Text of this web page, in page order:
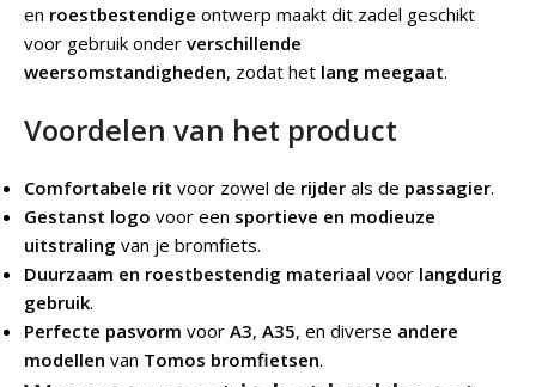
en roestbestendige ontwerp maakt dit zadel geschikt
voor gebruik onder verschillende
weersomstandigheden, zodat het lang meegaat.
Voordelen van het product
Comfortabele rit voor zowel de rijder als de passagier.
Gestanst logo voor een sportieve en modieuze
uitstraling van je bromfiets.
Duurzaam en roestbestendig materiaal voor langdurig
gebruik.
Perfecte pasvorm voor A3, A35, en diverse andere
modellen van Tomos bromfietsen.